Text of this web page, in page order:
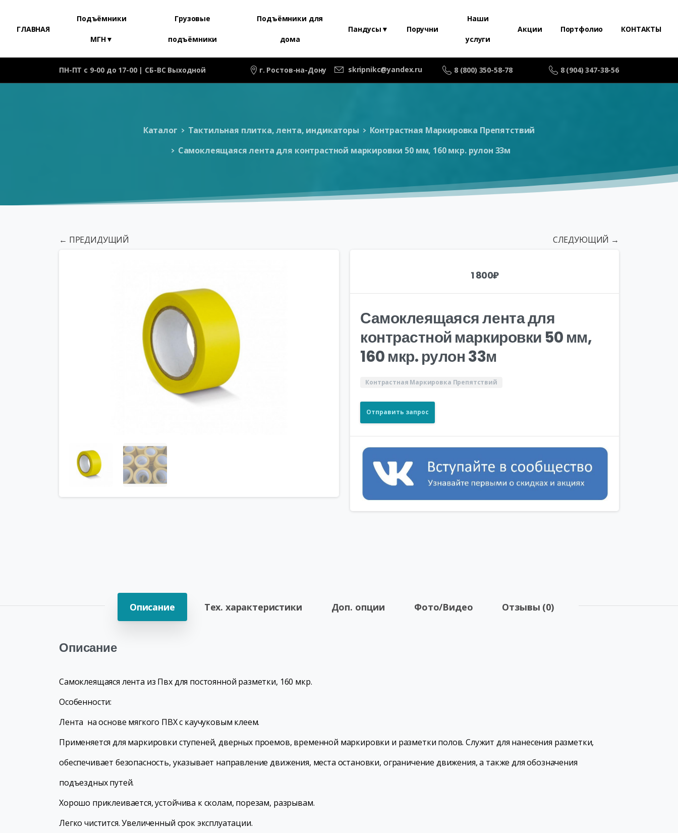
ГЛАВНАЯ
Подъёмники
МГН▼
Грузовые
подъёмники
Подъёмники для
дома
Пандусы▼ Поручни
Наши
услуги
Акции Портфолио КОНТАКТЫ
ПН-ПТ с 9-00 до 17-00 | СБ-ВС Выходной г. Ростов-на-Дону skripnikc@yandex.ru 8 (800) 350-58-78 8 (904) 347-38-56
Каталог Тактильная плитка, лента, индикаторы
Контрастная Маркировка Препятствий
Самоклеящаяся лента для контрастной маркировки 50 мм, 160 мкр. рулон 33м
← ПРЕДИДУЩИЙ СЛЕДУЮЩИЙ →
1 800₽
Самоклеящаяся лента для
контрастной маркировки 50 мм,
160 мкр. рулон 33м
Контрастная Маркировка Препятствий
Отправить запрос
Описание Тех. характеристики Доп. опции Фото/Видео Отзывы (0)
Описание
Самоклеящаяся лента из Пвх для постоянной разметки, 160 мкр.
Особенности:
Лента на основе мягкого ПВХ с каучуковым клеем.
Применяется для маркировки ступеней, дверных проемов, временной маркировки и разметки полов. Служит для нанесения разметки,
обеспечивает безопасность, указывает направление движения, места остановки, ограничение движения, а также для обозначения
подъездных путей.
Хорошо приклеивается, устойчива к сколам, порезам, разрывам.
Легко чистится. Увеличенный срок эксплуатации.